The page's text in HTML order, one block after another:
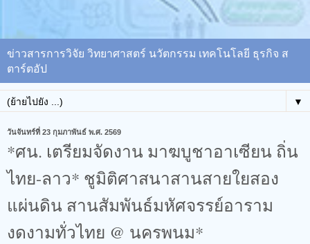
ข่าวสารการวิจัย วิทยาศาสตร์ นวัตกรรม เทคโนโลยี ธุรกิจ ส
ตาร์ตอัป
▼
วันจันทร์ที่ 23 กุมภาพันธ์ พ.ศ. 2569
*ศน. เตรียมจัดงาน มาฆบูชาอาเซียน ถิ่น
ไทย-ลาว* ชูมิติศาสนาสานสายใยสอง
แผ่นดิน​ สานสัมพันธ์มหัศจรรย์อาราม
งดงามทั่วไทย @ นครพนม*